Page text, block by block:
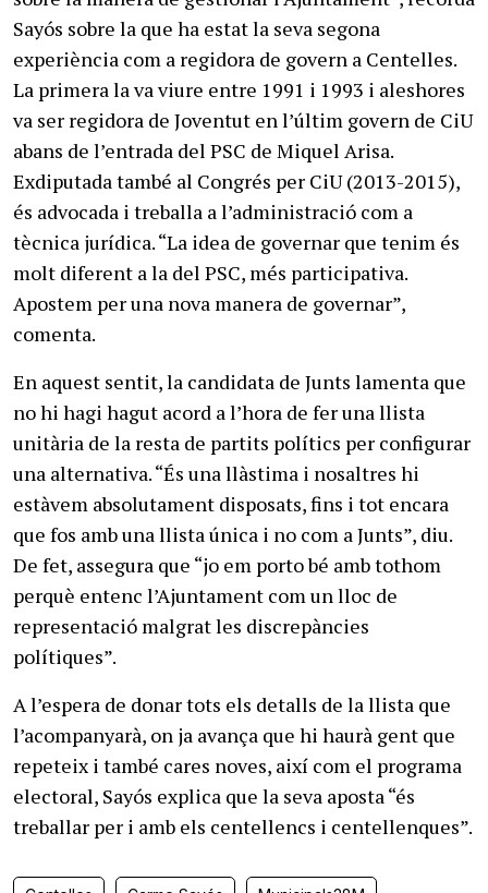
Sayós sobre la que ha estat la seva segona
experiència com a regidora de govern a Centelles.
La primera la va viure entre 1991 i 1993 i aleshores
va ser regidora de Joventut en l’últim govern de CiU
abans de l’entrada del PSC de Miquel Arisa.
Exdiputada també al Congrés per CiU (2013-2015),
és advocada i treballa a l’administració com a
tècnica jurídica. “La idea de governar que tenim és
molt diferent a la del PSC, més participativa.
Apostem per una nova manera de governar”,
comenta.
En aquest sentit, la candidata de Junts lamenta que
no hi hagi hagut acord a l’hora de fer una llista
unitària de la resta de partits polítics per configurar
una alternativa. “És una llàstima i nosaltres hi
estàvem absolutament disposats, fins i tot encara
que fos amb una llista única i no com a Junts”, diu.
De fet, assegura que “jo em porto bé amb tothom
perquè entenc l’Ajuntament com un lloc de
representació malgrat les discrepàncies
polítiques”.
A l’espera de donar tots els detalls de la llista que
l’acompanyarà, on ja avança que hi haurà gent que
repeteix i també cares noves, així com el programa
electoral, Sayós explica que la seva aposta “és
treballar per i amb els centellencs i centellenques”.